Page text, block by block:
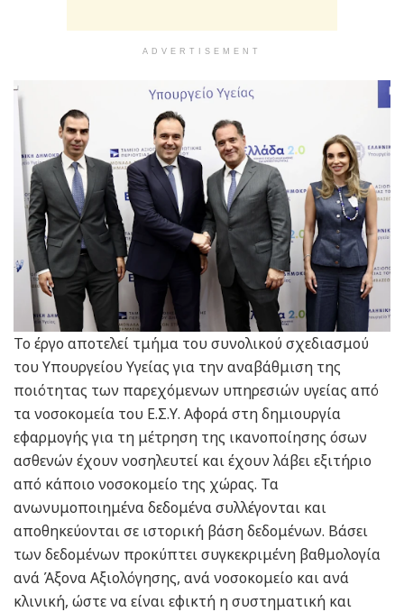
ADVERTISEMENT
Το έργο αποτελεί τμήμα του συνολικού σχεδιασμού
του Υπουργείου Υγείας για την αναβάθμιση της
ποιότητας των παρεχόμενων υπηρεσιών υγείας από
τα νοσοκομεία του Ε.Σ.Υ. Αφορά στη δημιουργία
εφαρμογής για τη μέτρηση της ικανοποίησης όσων
ασθενών έχουν νοσηλευτεί και έχουν λάβει εξιτήριο
από κάποιο νοσοκομείο της χώρας. Τα
ανωνυμοποιημένα δεδομένα συλλέγονται και
αποθηκεύονται σε ιστορική βάση δεδομένων. Βάσει
των δεδομένων προκύπτει συγκεκριμένη βαθμολογία
ανά Άξονα Αξιολόγησης, ανά νοσοκομείο και ανά
κλινική, ώστε να είναι εφικτή η συστηματική και